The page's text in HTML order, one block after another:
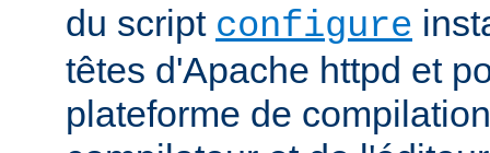
du script configure
têtes d'Apache httpd et
plateforme de